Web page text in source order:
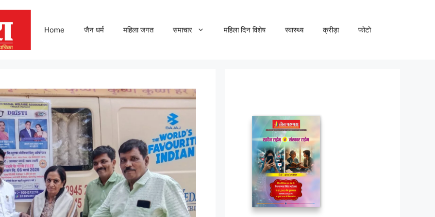
Home जैन धर्म महिला जगत समाचार महिला दिन विशेष स्वास्थ्य क्रीड़ा फोटो